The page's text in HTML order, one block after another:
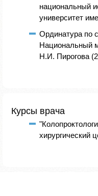
национальный
университет
Ординатура по
Национальный
Н.И. Пирогова
Курсы врача
хирургический